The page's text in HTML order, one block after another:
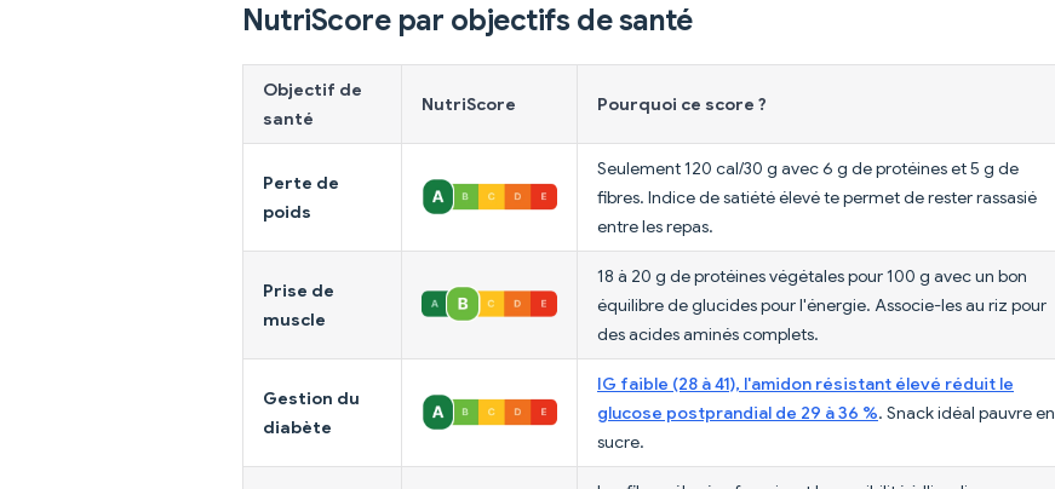
NutriScore par objectifs de santé
Objectif de
santé
NutriScore Pourquoi ce score ?
Perte de
poids
Seulement 120 cal/30 g avec 6 g de protéines et 5 g de
fibres. Indice de satiété élevé te permet de rester rassasié
entre les repas.
Prise de
muscle
18 à 20 g de protéines végétales pour 100 g avec un bon
équilibre de glucides pour l'énergie. Associe-les au riz pour
des acides aminés complets.
Gestion du
diabète
IG faible (28 à 41), l'amidon résistant élevé réduit le
glucose postprandial de 29 à 36 %. Snack idéal pauvre en
sucre.